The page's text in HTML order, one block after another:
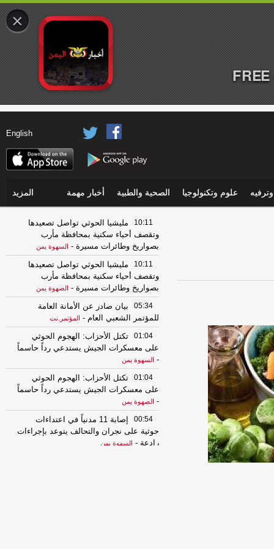
English
علوم وتكنولوجيا الصحية والطبية أخبار مهمة المزيد
10:11
مليشيا الحوثي تواصل تصعيدها
وتقصف أحياء سكنية بمحافظة مأرب
بصواريخ وطائرات مسيرة - السهوة يمن
10:11
مليشيا الحوثي تواصل تصعيدها
وتقصف أحياء سكنية بمحافظة مأرب
بصواريخ وطائرات مسيرة - الصهوة يمن
05:34
بيان صادر عن الأمانة العامة
للمؤتمر الشعبي العام - المؤتمر.نت
01:04
تكتل الأحزاب: الهجوم الحوثي
على معسكرات الجيش يستدعي رداً حاسماً
-
السهوة يمن
01:04
تكتل الأحزاب: الهجوم الحوثي
على معسكرات الجيش يستدعي رداً حاسماً
-
الصهوة يمن
00:54
إصابة 11 مدنياً في اعتداءات
حوثية على نجران والتحالف يتوعد بإجراءات
رادعة - السهوة يمن
×